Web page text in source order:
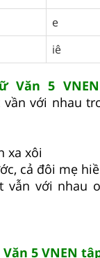
e
iê
Văn 5
với nhau
xa xôi
cả đôi mẹ
vẫn với nhau
5 VNEN